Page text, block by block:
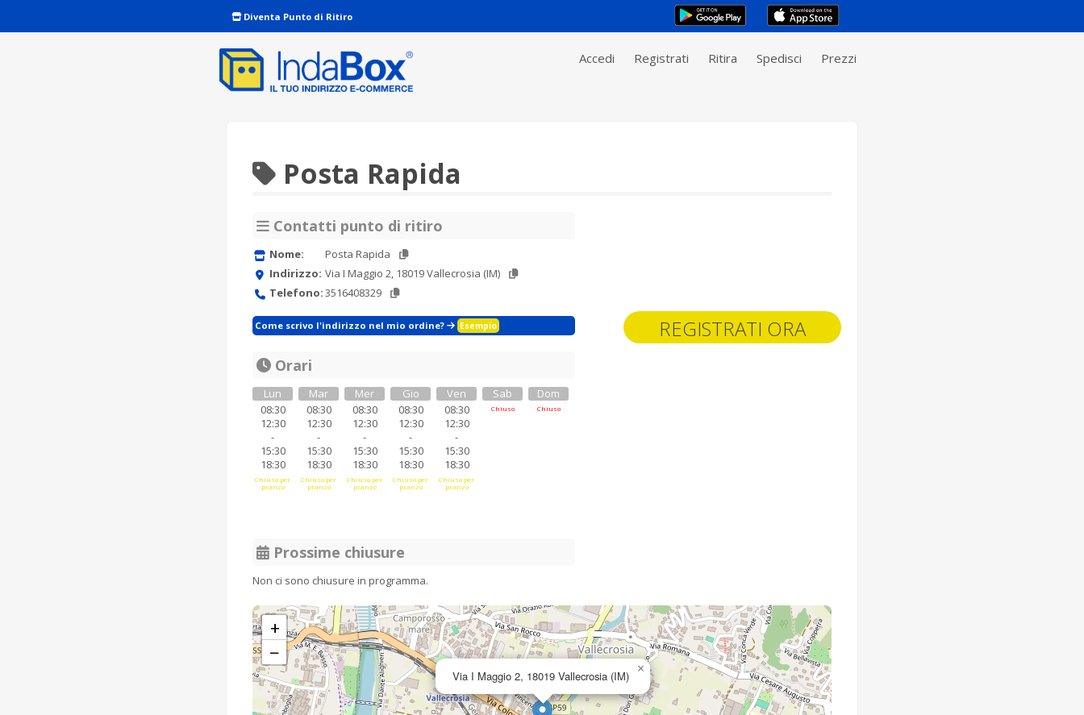
Diventa Punto di Ritiro
Accedi Registrati Ritira Spedisci Prezzi
REGISTRATI ORA
Posta Rapida
Contatti punto di ritiro
Nome:
Posta Rapida
Indirizzo: Via I Maggio 2, 18019 Vallecrosia (IM)
Telefono:3516408329
Come scrivo l'indirizzo nel mio ordine? Esempio
Orari
Lun
08:30
12:30
-
15:30
18:30
Chiuso per
pranzo
Mar
08:30
12:30
-
15:30
18:30
Chiuso per
pranzo
Mer
08:30
12:30
-
15:30
18:30
Chiuso per
pranzo
Gio
08:30
12:30
-
15:30
18:30
Chiuso per
pranzo
Ven
08:30
12:30
-
15:30
18:30
Chiuso per
pranzo
Sab
Chiuso
Dom
Chiuso
Prossime chiusure
Non ci sono chiusure in programma.
Via I Maggio 2, 18019 Vallecrosia (IM) ×
+
−